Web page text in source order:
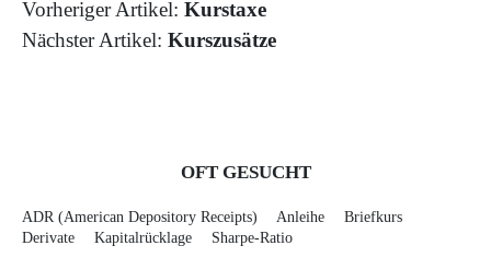
Vorheriger Artikel: Kurstaxe
Nächster Artikel: Kurszusätze
OFT GESUCHT
ADR (American Depository Receipts) Anleihe
Briefkurs
Derivate
Kapitalrücklage Sharpe-Ratio